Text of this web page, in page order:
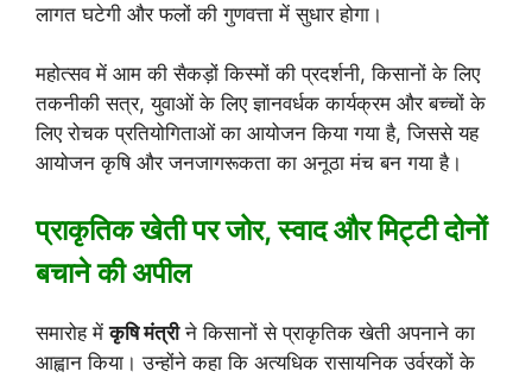
लागत घटेगी और फलों की गुणवत्ता में सुधार होगा।
महोत्सव में आम की सैकड़ों किस्मों की प्रदर्शनी, किसानों के लिए
तकनीकी सत्र, युवाओं के लिए ज्ञानवर्धक कार्यक्रम और बच्चों के
लिए रोचक प्रतियोगिताओं का आयोजन किया गया है, जिससे यह
आयोजन कृषि और जनजागरूकता का अनूठा मंच बन गया है।
प्राकृतिक खेती पर जोर, स्वाद और मिट्टी दोनों
बचाने की अपील
समारोह मेंकृषि मंत्रीने किसानों से प्राकृतिक खेती अपनाने का
आह्वान किया। उन्होंने कहा कि अत्यधिक रासायनिक उर्वरकों के